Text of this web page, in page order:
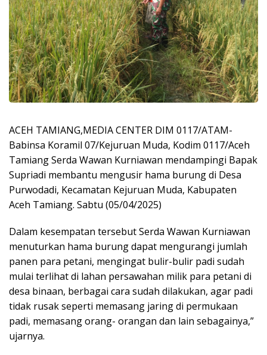
ACEH TAMIANG,MEDIA CENTER DIM 0117/ATAM-
Babinsa Koramil 07/Kejuruan Muda, Kodim 0117/Aceh
Tamiang Serda Wawan Kurniawan mendampingi Bapak
Supriadi membantu mengusir hama burung di Desa
Purwodadi, Kecamatan Kejuruan Muda, Kabupaten
Aceh Tamiang. Sabtu (05/04/2025)
Dalam kesempatan tersebut Serda Wawan Kurniawan
menuturkan hama burung dapat mengurangi jumlah
panen para petani, mengingat bulir-bulir padi sudah
mulai terlihat di lahan persawahan milik para petani di
desa binaan, berbagai cara sudah dilakukan, agar padi
tidak rusak seperti memasang jaring di permukaan
padi, memasang orang- orangan dan lain sebagainya,”
ujarnya.